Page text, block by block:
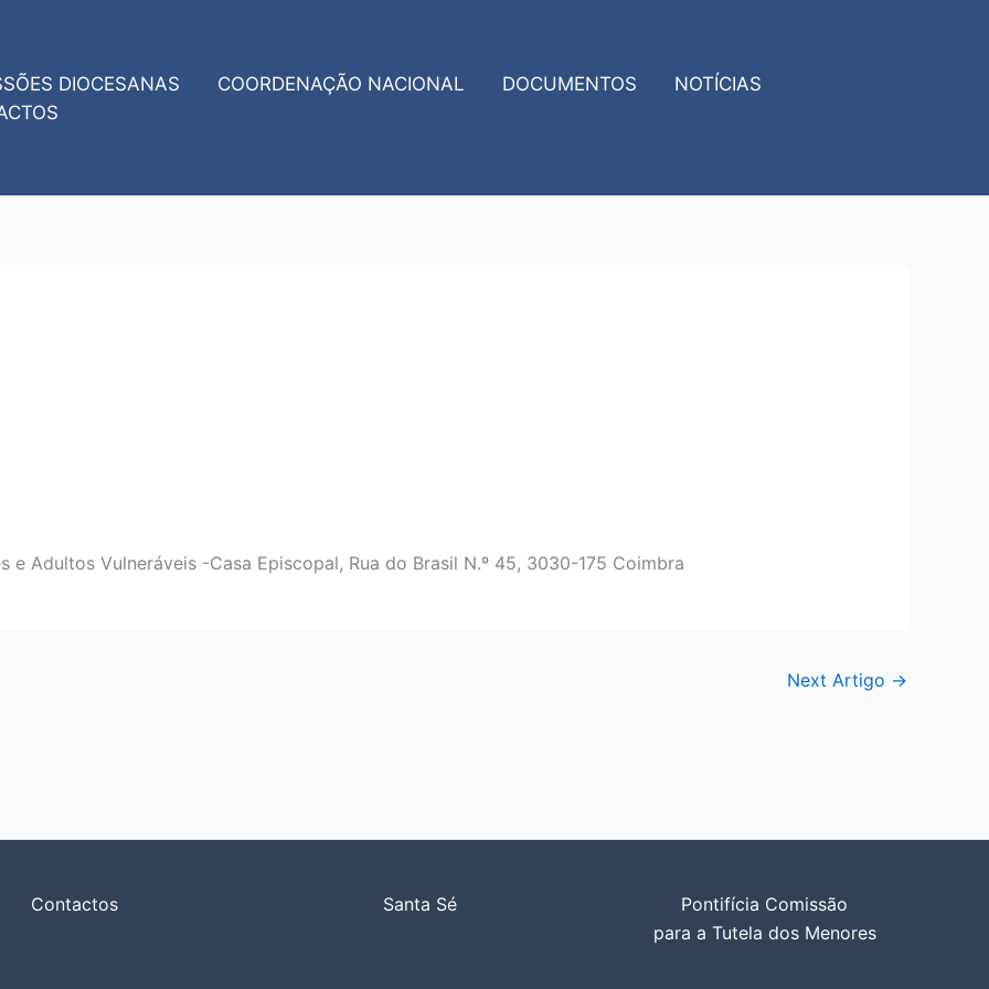
DIOCESANAS COORDENAÇÃO NACIONAL DOCUMENTOS
NOTÍCIAS
e Adultos Vulneráveis -Casa Episcopal, Rua do Brasil N.º 45, 3030-175 Coimbra
Next Artigo →
Contactos Santa Sé
Pontifícia Comissão
para a Tutela dos Menores